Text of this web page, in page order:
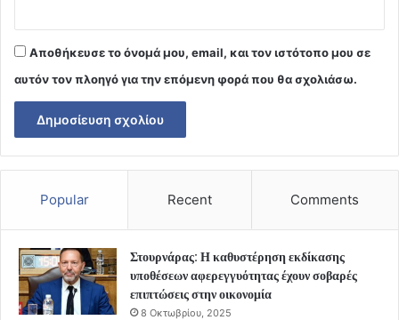
Αποθήκευσε το όνομά μου, email, και τον ιστότοπο μου σε
αυτόν τον πλοηγό για την επόμενη φορά που θα σχολιάσω.
Popular Recent Comments
Στουρνάρας: Η καθυστέρηση εκδίκασης
υποθέσεων αφερεγγυότητας έχουν σοβαρές
επιπτώσεις στην οικονομία
8 Οκτωβρίου, 2025